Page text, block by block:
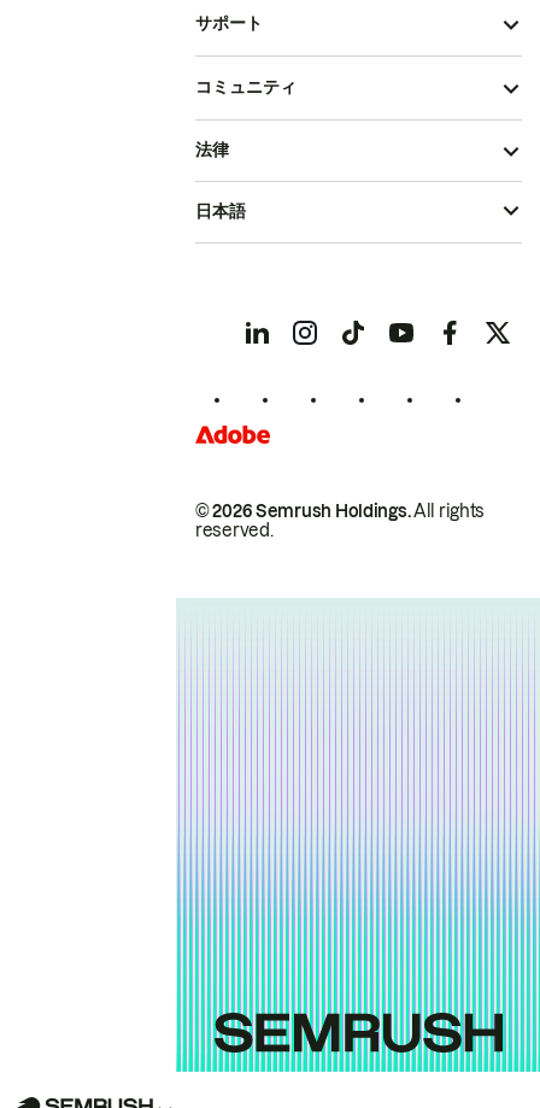
サポート
コミュニティ
© 2026 Semrush Holdings.All rights
reserved.
法律
日本語